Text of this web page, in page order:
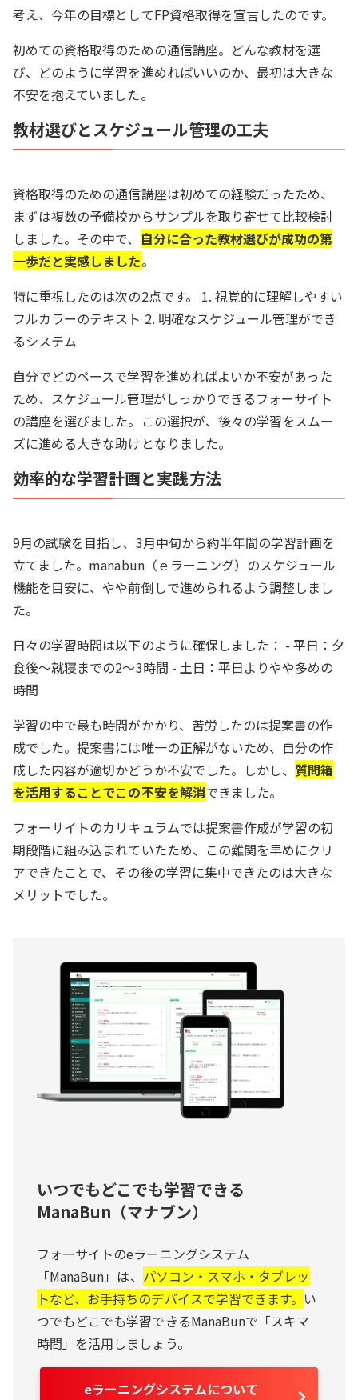
考え、今年の目標としてFP資格取得を宣言したのです。
初めての資格取得のための通信講座。どんな教材を選
び、どのように学習を進めればいいのか、最初は大きな
不安を抱えていました。
教材選びとスケジュール管理の工夫
資格取得のための通信講座は初めての経験だったため、
まずは複数の予備校からサンプルを取り寄せて比較検討
しました。その中で、 自分に合った教材選びが成功の第
一歩だと実感しました。
特に重視したのは次の2点です。 1. 視覚的に理解しやすい
フルカラーのテキスト 2. 明確なスケジュール管理ができ
るシステム
自分でどのペースで学習を進めればよいか不安があった
ため、スケジュール管理がしっかりできるフォーサイト
の講座を選びました。この選択が、後々の学習をスムー
ズに進める大きな助けとなりました。
効率的な学習計画と実践方法
9月の試験を目指し、3月中旬から約半年間の学習計画を
立てました。manabun（ｅラーニング）のスケジュール
機能を目安に、やや前倒しで進められるよう調整しまし
た。
日々の学習時間は以下のように確保しました： - 平日：夕
食後〜就寝までの2〜3時間 - 土日：平日よりやや多めの
時間
学習の中で最も時間がかかり、苦労したのは提案書の作
成でした。提案書には唯一の正解がないため、自分の作
成した内容が適切かどうか不安でした。しかし、 質問箱
を活用することでこの不安を解消できました。
フォーサイトのカリキュラムでは提案書作成が学習の初
期段階に組み込まれていたため、この難関を早めにクリ
アできたことで、その後の学習に集中できたのは大きな
メリットでした。
いつでもどこでも学習できる
ManaBun（マナブン）
フォーサイトのeラーニングシステム
「ManaBun」は、 パソコン・スマホ・タブレッ
トなど、お手持ちのデバイスで学習できます。 い
つでもどこでも学習できるManaBunで「スキマ
時間」を活用しましょう。
eラーニングシステムについて